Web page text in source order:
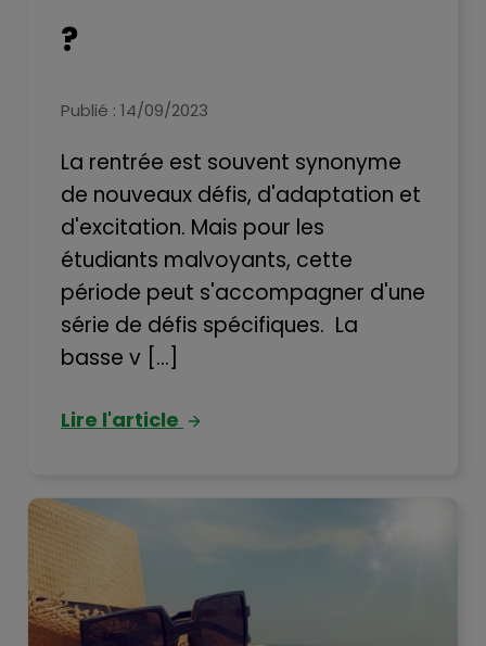
?
Publié : 14/09/2023
La rentrée est souvent synonyme
de nouveaux défis, d'adaptation et
d'excitation. Mais pour les
étudiants malvoyants, cette
période peut s'accompagner d'une
série de défis spécifiques. La
basse v [...]
Lire l'article